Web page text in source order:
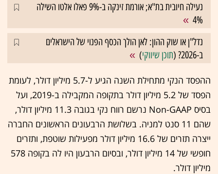
נעילה חיובית בת"א; אורמת זינקה ב-9% פאלו אלטו השילה
4%
נדל"ן או שוק ההון: לאן הולך הכסף הפנוי של הישראלים
ב-2026? (
תוכן שיווקי)
ההפסד הנקי מתחילת השנה הגיע ל-5.7 מיליון דולר, לעומת
הפסד של 5.2 מיליון דולר בתקופה המקבילה ב-2019, ועל
בסיס Non-GAAP נרשם רווח נקי בגובה 11.3 מיליון דולר,
שהם 11 סנט למניה. בשלושת הרבעונים הראשונים החברה
ייצרה תזרים של 16.6 מיליון דולר מפעילות שוטפת, ותזרים
חופשי של 14 מיליון דולר, ובסיום הרבעון היו לה בקופה 578
מיליון דולר.